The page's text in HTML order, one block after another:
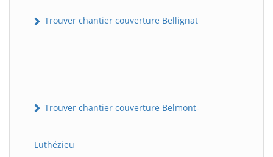
Trouver chantier couverture Bellignat
Trouver chantier couverture Belmont-
Luthézieu